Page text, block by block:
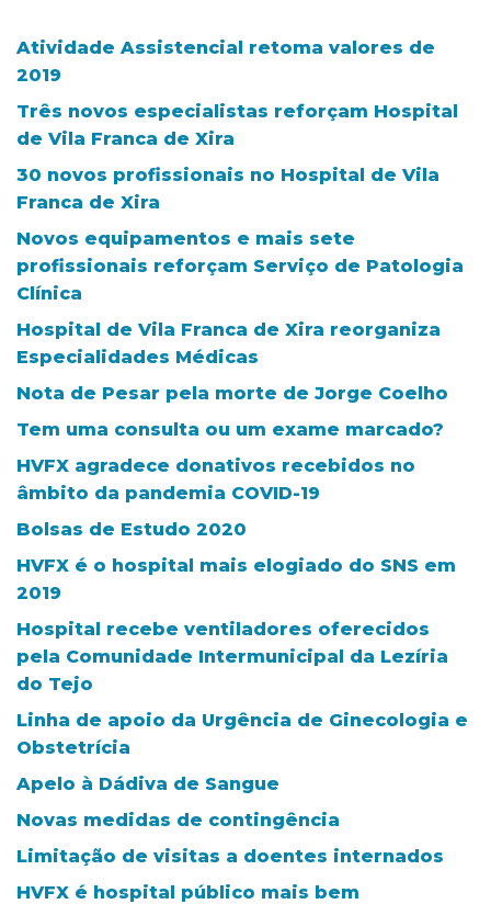
Atividade Assistencial retoma valores de
2019
Três novos especialistas reforçam Hospital
de Vila Franca de Xira
30 novos profissionais no Hospital de Vila
Franca de Xira
Novos equipamentos e mais sete
profissionais reforçam Serviço de Patologia
Clínica
Hospital de Vila Franca de Xira reorganiza
Especialidades Médicas
Nota de Pesar pela morte de Jorge Coelho
Tem uma consulta ou um exame marcado?
HVFX agradece donativos recebidos no
âmbito da pandemia COVID-19
Bolsas de Estudo 2020
HVFX é o hospital mais elogiado do SNS em
2019
Hospital recebe ventiladores oferecidos
pela Comunidade Intermunicipal da Lezíria
do Tejo
Linha de apoio da Urgência de Ginecologia e
Obstetrícia
Apelo à Dádiva de Sangue
Novas medidas de contingência
Limitação de visitas a doentes internados
HVFX é hospital público mais bem